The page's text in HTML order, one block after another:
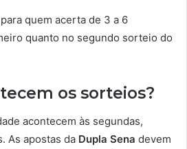
quem acerta de 3 a 6
quanto no segundo sorteio do
os sorteios?
acontecem às segundas,
As apostas da Dupla Sena devem